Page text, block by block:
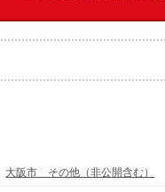
大阪市 その他（非公開含む）